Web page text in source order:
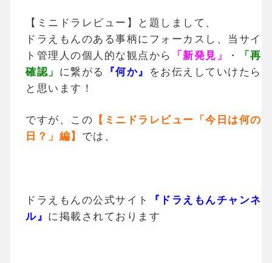
【ミニドラレビュー】と題しまして、
ドラえもんのある事柄にフォーカスし、当サイ
ト管理人の個人的な観点から
「新発見」 ・
「再
確認」 に繋がる 『何か』
をお伝えしていけたら
と思います！
ですが、この 【ミニドラレビュー「今日は何の
日？」編】 では、
ドラえもんの公式サイト
『ドラえもんチャンネ
ル』 に掲載されております